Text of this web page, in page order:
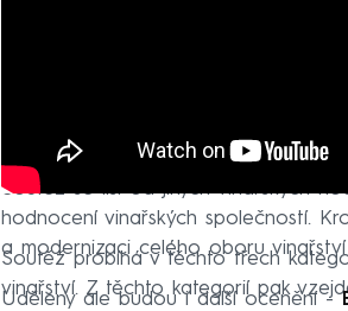
Soutěž se liší od jiných vinařských
hodnocení vinařských společností.
a modernizaci celého oboru
Soutěž probíhá v těchto třech
vinařství. Z těchto kategorií pak
Uděleny ale budou i další ocenění -